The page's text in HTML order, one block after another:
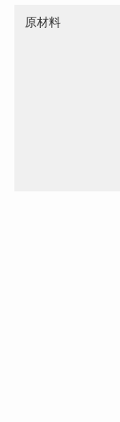
原材料